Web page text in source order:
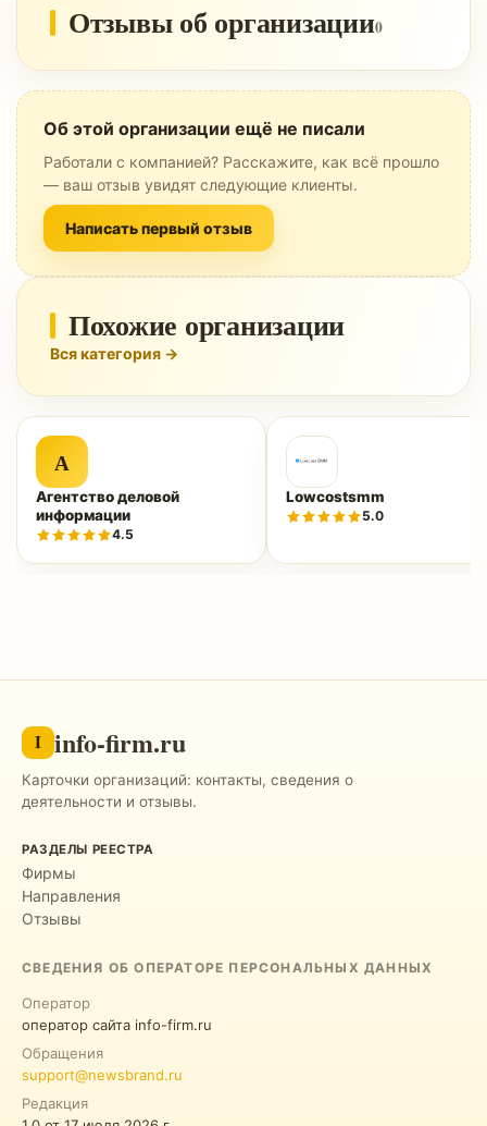
Отзывы об организации0
Об этой организации ещё не писали
Работали с компанией? Расскажите, как всё прошло
— ваш отзыв увидят следующие клиенты.
Написать первый отзыв
Похожие организации
Вся категория →
А
Агентство деловой
информации
4.5
Lowcostsmm
5.0
I info-firm.ru
Карточки организаций: контакты, сведения о
деятельности и отзывы.
РАЗДЕЛЫ РЕЕСТРА
Фирмы
Направления
Отзывы
СВЕДЕНИЯ ОБ ОПЕРАТОРЕ ПЕРСОНАЛЬНЫХ ДАННЫХ
Оператор
оператор сайта info-firm.ru
Обращения
support@newsbrand.ru
Редакция